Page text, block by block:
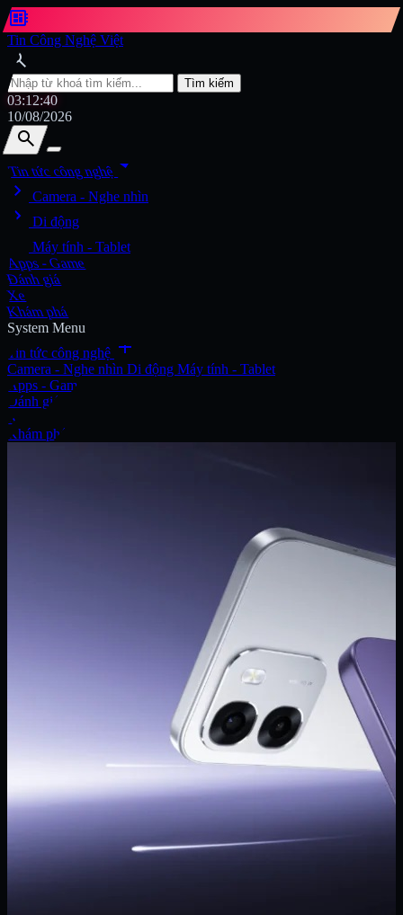
developer_board
Tin Công Nghệ Việt
search
Tìm kiếm
03:12:42
10/08/2026
search
search
Tin tức công nghệarrow_drop_down
chevron_right
Camera - Nghe nhìn
chevron_right Di động
Máy tính - Tablet
Apps - Game
Đánh giá
Xe
Khám phá
System Menu
Tin tức công nghệ add
Camera - Nghe nhìn Di động Máy tính - Tablet
Apps - Game
Đánh giá
Xe
Khám phá